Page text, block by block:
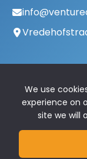
© 2026
We use
experience on
site we will